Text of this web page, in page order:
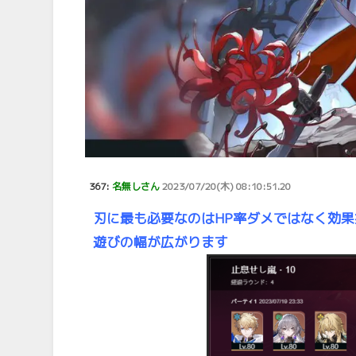
367:名無しさん2023/07/20(木) 08:10:51.20
刃に最も必要なのはHP率ダメではなく効
遊びの幅が広がります